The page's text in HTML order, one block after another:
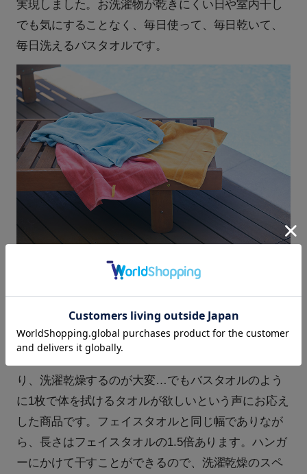
実現しました。お洗濯物が乾きにくい日や室内干し
でも気にすることなく、毎日使って、毎日乾いて、
毎日洗えるバスタオルです。
更に小さいハーフサイズのバス
タオル
オーガニック330シャワータオル
り、洗濯乾燥するのが大変…でもバスタオルのよう
に1枚で体を拭けるタオルが欲しいという声にお応え
した商品です。フェイスタオルと同じ幅でありなが
ら、長さはフェイスタオルの1.5倍あります。ハンガ
ーにかけて干すことができるので、洗濯乾燥のスペ